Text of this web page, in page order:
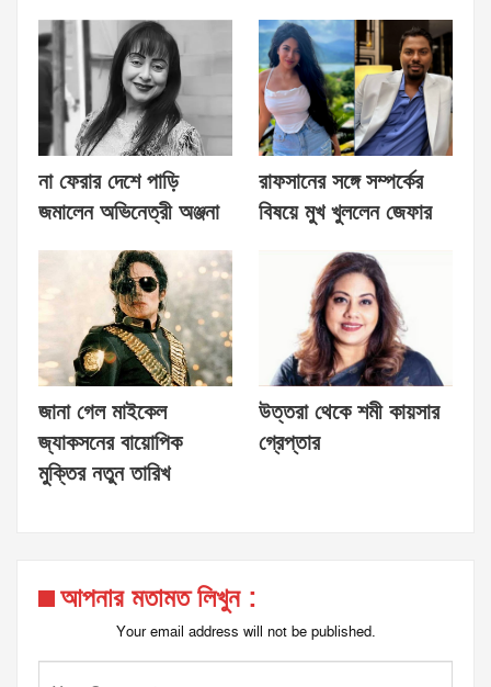
না ফেরার দেশে পাড়ি
জমালেন অভিনেত্রী অঞ্জনা
রাফসানের সঙ্গে সম্পর্কের
বিষয়ে মুখ খুললেন জেফার
জানা গেল মাইকেল
জ্যাকসনের বায়োপিক
মুক্তির নতুন তারিখ
উত্তরা থেকে শমী কায়সার
গ্রেপ্তার
আপনার মতামত লিখুন :
Your email address will not be published.